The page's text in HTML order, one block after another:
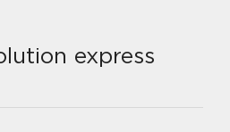
express